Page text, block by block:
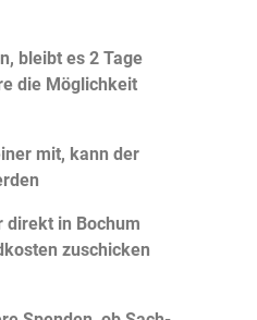
bleibt es 2 Tage
die Möglichkeit
mit, kann der
direkt in Bochum
zuschicken